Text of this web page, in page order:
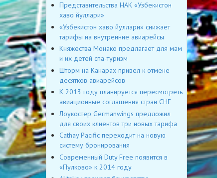
Представительства НАК «Узбекистон
хаво йуллари»
«Узбекистон хаво йуллари» снижает
тарифы на внутренние авиарейсы
Княжества Монако предлагает для мам
и их детей спа-туризм
Шторм на Канарах привел к отмене
десятков авиарейсов
К 2013 году планируется пересмотреть
авиационные соглашения стран СНГ
Лоукостер Germanwings предложил
для своих клиентов три новых тарифа
Cathay Pacific переходит на новую
систему бронирования
Современный Duty Free появится в
«Пулково» к 2014 году